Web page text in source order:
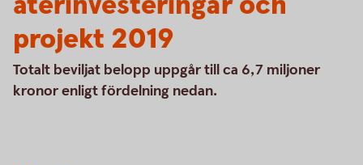
projekt 2019
Totalt beviljat belopp uppgår till ca 6,7 miljoner
kronor enligt fördelning nedan.